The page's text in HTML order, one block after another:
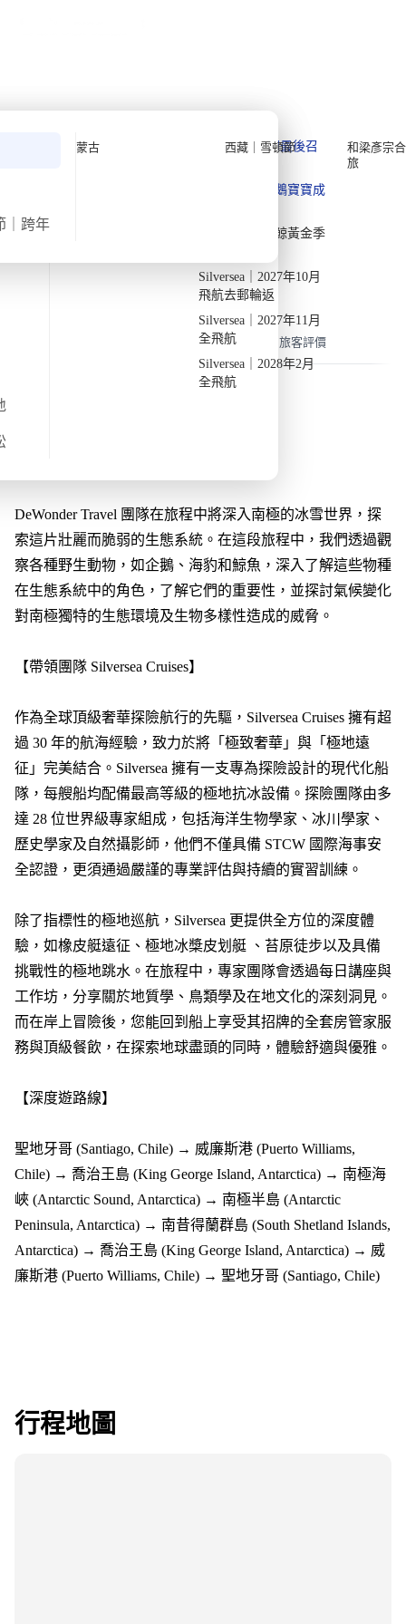
Quark 極地探險先鋒
Quark｜11月初最後召
Quark｜1月企鵝寶寶成
Quark｜3月觀鯨黃金季
Silversea｜2027年10月
飛航去郵輪返
Silversea｜2027年11月
全飛航
Silversea｜2028年2月
全飛航
和梁彥宗
旅
｜跨年
蒙古 西藏｜雪頓節
Silversea | 十二月 南極全飛航來回
深度遊【10日9夜】(2027)
10日9夜
氣溫
-6 / 2 約 32 小時
出發地
DW AN SVS DEC27
我們會率先抵達南極半島的最北端——南極海峽。
常見問題 旅客評價
DeWonder Travel 團隊在旅程中將深入南極的冰雪世界，探
索這片壯麗而脆弱的生態系統。在這段旅程中，我們透過觀
察各種野生動物，如企鵝、海豹和鯨魚，深入了解這些物種
在生態系統中的角色，了解它們的重要性，並探討氣候變化
對南極獨特的生態環境及生物多樣性造成的威脅。
【帶領團隊 Silversea Cruises】
作為全球頂級奢華探險航行的先驅，Silversea Cruises 擁有超
過 30 年的航海經驗，致力於將「極致奢華」與「極地遠
征」完美結合。Silversea 擁有一支專為探險設計的現代化船
隊，每艘船均配備最高等級的極地抗冰設備。探險團隊由多
達 28 位世界級專家組成，包括海洋生物學家、冰川學家、
歷史學家及自然攝影師，他們不僅具備 STCW 國際海事安
全認證，更須通過嚴謹的專業評估與持續的實習訓練。
除了指標性的極地巡航，Silversea 更提供全方位的深度體
驗，如橡皮艇遠征、極地冰槳皮划艇 、苔原徒步以及具備
挑戰性的極地跳水。在旅程中，專家團隊會透過每日講座與
工作坊，分享關於地質學、鳥類學及在地文化的深刻洞見。
而在岸上冒險後，您能回到船上享受其招牌的全套房管家服
務與頂級餐飲，在探索地球盡頭的同時，體驗舒適與優雅。
【深度遊路線】
聖地牙哥 (Santiago, Chile) → 威廉斯港 (Puerto Williams,
Chile) → 喬治王島 (King George Island, Antarctica) → 南極海
峽 (Antarctic Sound, Antarctica) → 南極半島 (Antarctic
Peninsula, Antarctica) → 南昔得蘭群島 (South Shetland Islands,
Antarctica) → 喬治王島 (King George Island, Antarctica) → 威
廉斯港 (Puerto Williams, Chile) → 聖地牙哥 (Santiago, Chile)
行程地圖